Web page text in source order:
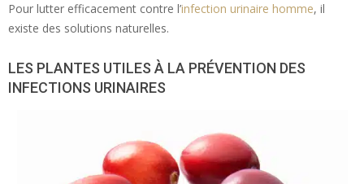
Pour lutter efficacement contre l’infection urinaire homme, il
existe des solutions naturelles.
LES PLANTES UTILES À LA PRÉVENTION DES
INFECTIONS URINAIRES